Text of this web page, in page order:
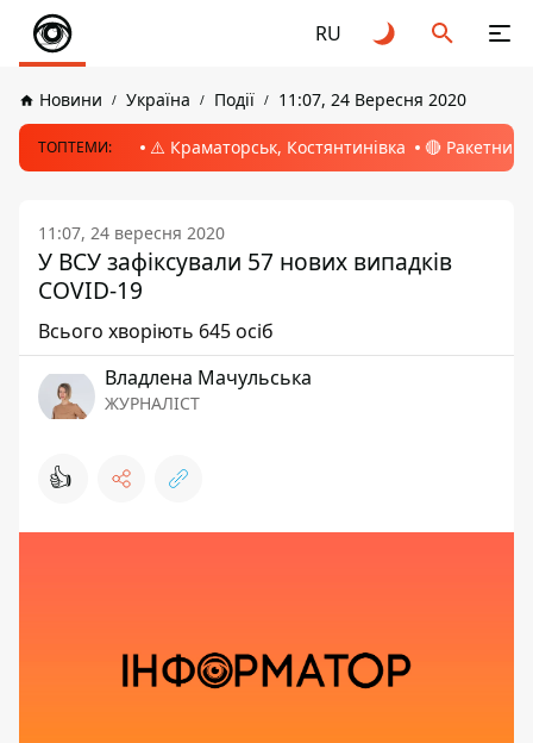
RU
Новини Україна Події 11:07, 24 Вересня 2020
ТОПТЕМИ: ⚠️ Краматорськ, Костянтинівка 🔴 Ракетний
11:07, 24 вересня 2020
У ВСУ зафіксували 57 нових випадків
COVID-19
Всього хворіють 645 осіб
Владлена Мачульська
ЖУРНАЛІСТ
👍